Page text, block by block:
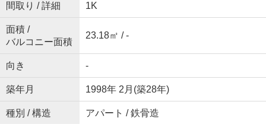
間取り / 詳細 1K
面積 /
バルコニー面積
23.18㎡ / -
向き -
築年月 1998年 2月(築28年)
種別 / 構造 アパート / 鉄骨造